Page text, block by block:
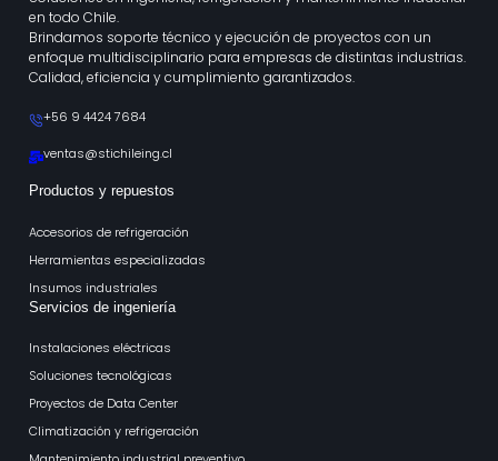
en todo Chile.
Brindamos soporte técnico y ejecución de proyectos con un
enfoque multidisciplinario para empresas de distintas industrias.
Calidad, eficiencia y cumplimiento garantizados.
+56 9 4424 7684
ventas@stichileing.cl
Productos y repuestos
Accesorios de refrigeración
Herramientas especializadas
Insumos industriales
Servicios de ingeniería
Instalaciones eléctricas
Soluciones tecnológicas
Proyectos de Data Center
Climatización y refrigeración